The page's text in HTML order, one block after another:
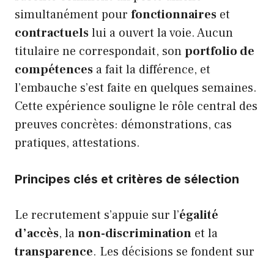
simultanément pour fonctionnaires et
contractuelslui a ouvert la voie. Aucun
titulaire ne correspondait, sonportfolio de
compétences a fait la différence, et
l’embauche s’est faite en quelques semaines.
Cette expérience souligne le rôle central des
preuves concrètes: démonstrations, cas
pratiques, attestations.
Principes clés et critères de sélection
Le recrutement s’appuie sur l’égalité
d’accès, lanon-discrimination et la
transparence. Les décisions se fondent sur